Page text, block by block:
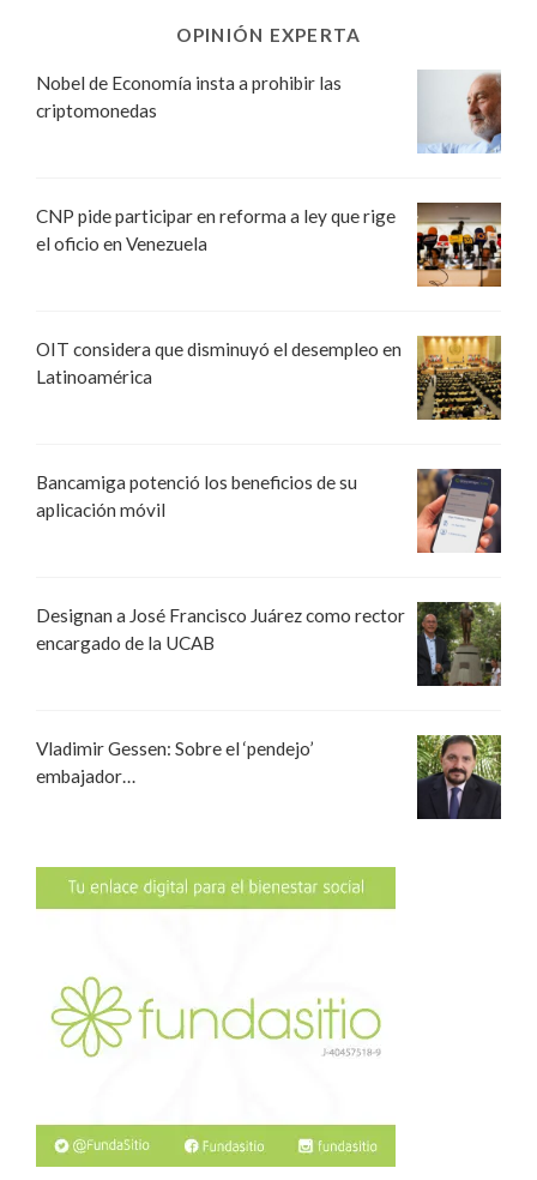
OPINIÓN EXPERTA
Nobel de Economía insta a prohibir las
criptomonedas
CNP pide participar en reforma a ley que rige
el oficio en Venezuela
OIT considera que disminuyó el desempleo en
Latinoamérica
Bancamiga potenció los beneficios de su
aplicación móvil
Designan a José Francisco Juárez como rector
encargado de la UCAB
Vladimir Gessen: Sobre el ‘pendejo’
embajador…